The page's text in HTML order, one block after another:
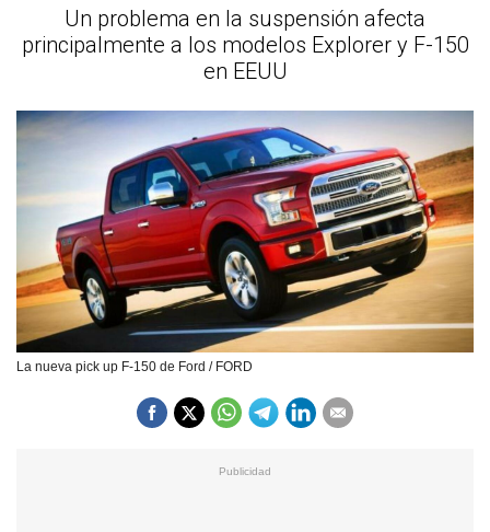
Un problema en la suspensión afecta
principalmente a los modelos Explorer y F-150
en EEUU
La nueva pick up F-150 de Ford / FORD